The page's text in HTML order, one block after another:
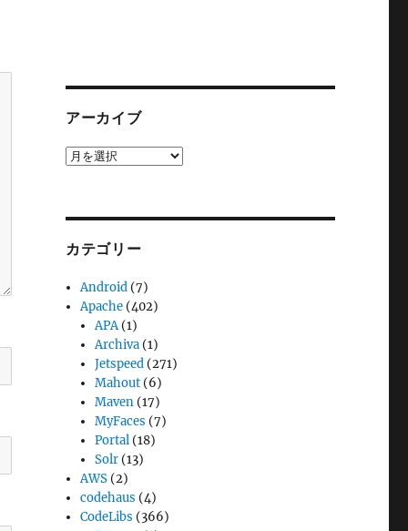
アーカイブ
ア
カテゴリー
Android (7)
Apache (402)
APA(1)
Archiva (1)
Jetspeed (271)
Mahout (6)
Maven (17)
MyFaces (7)
Portal (18)
Solr (13)
AWS (2)
codehaus (4)
CodeLibs (366)